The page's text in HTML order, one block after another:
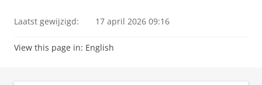
Laatst gewijzigd: 17 april 2026 09:16
View this page in: English